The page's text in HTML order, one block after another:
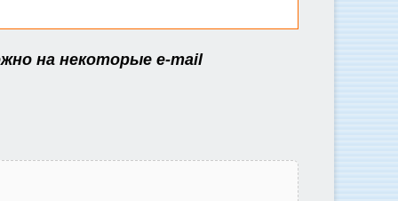
на некоторые e-mail